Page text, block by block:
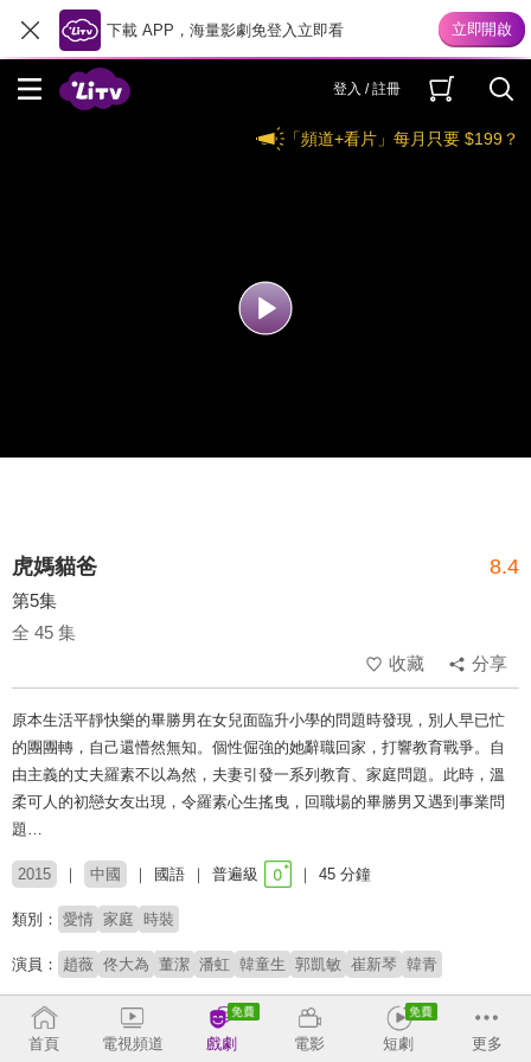
下載 APP，海量影劇免登入立即看
登入 / 註冊
「頻道+看片」每月只要 $199？
虎媽貓爸 8.4
第5集
全 45 集
收藏
分享
原本生活平靜快樂的畢勝男在女兒面臨升小學的問題時發現，別人早已忙
的團團轉，自己還懵然無知。個性倔強的她辭職回家，打響教育戰爭。自
由主義的丈夫羅素不以為然，夫妻引發一系列教育、家庭問題。此時，溫
柔可人的初戀女友出現，令羅素心生搖曳，回職場的畢勝男又遇到事業問
題…
2015 中國 國語 普遍級 45 分鐘
類別： 愛情 家庭 時裝
演員： 趙薇 佟大為 董潔 潘虹 韓童生 郭凱敏 崔新琴 韓青
# 親子關係
首頁 電視頻道 戲劇 電影 短劇 更多